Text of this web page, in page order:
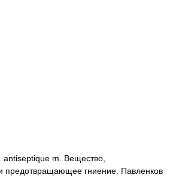
m. Вещество,
предотвращающее гниение. Павленков